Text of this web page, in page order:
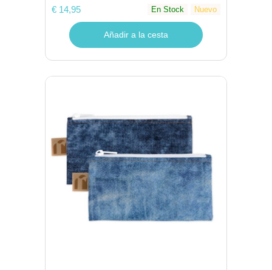
€ 14,95 En Stock Nuevo
Añadir a la cesta